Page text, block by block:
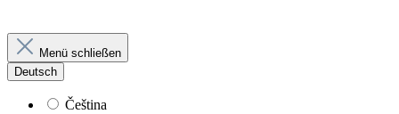
Menü schließen
Deutsch
Čeština